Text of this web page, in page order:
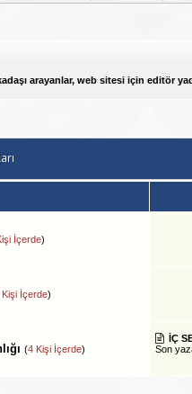
arayanlar, web sitesi için editör
İçerde)
Kişi İçerde)
(4 Kişi İçerde)
İÇ
Son